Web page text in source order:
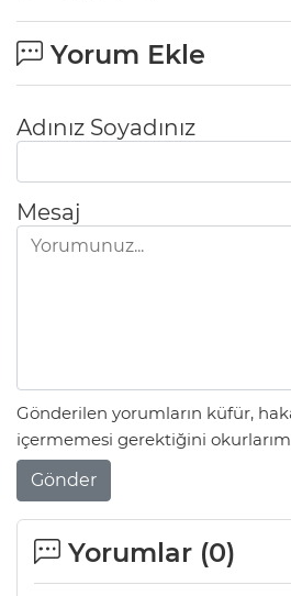
Yorum Ekle
Adınız Soyadınız
Mesaj
Gönderilen yorumların küfür,
içermemesi gerektiğini
Gönder
Yorumlar (0)